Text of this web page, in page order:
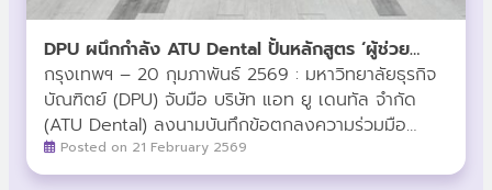
DPU ผนึกกำลัง ATU Dental ปั้นหลักสูตร ‘ผู้ช่วย
ทันตแพทย์’ ยกระดับวิชาชีพสายสุขภาพ สู่รายได้ที่
มั่นคง
กรุงเทพฯ – 20 กุมภาพันธ์ 2569 : มหาวิทยาลัยธุรกิจ
บัณฑิตย์ (DPU) จับมือ บริษัท แอท ยู เดนทัล จำกัด
(ATU Dental) ลงนามบันทึกข้อตกลงความร่วมมือ
(MoU) พัฒนาหลักสูตร “ผู้ช่วยทันตแพทย์” (Dental
Assistant) ระยะสั้น 6 เดือน มุ่งสร้างเส้นทางอาชีพใหม่
Posted on 21 February 2569